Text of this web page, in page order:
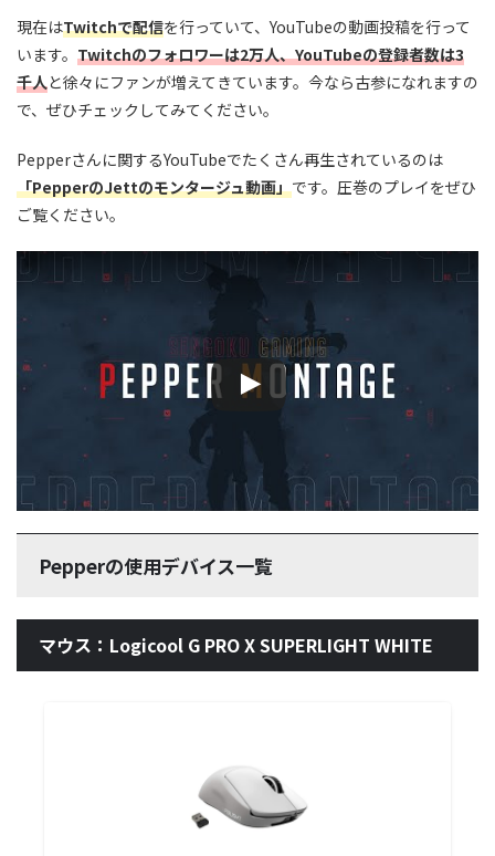
現在はTwitchで配信を行っていて、YouTubeの動画投稿を行って
います。 Twitchのフォロワーは2万人、YouTubeの登録者数は3
千人と徐々にファンが増えてきています。今なら古参になれますの
で、ぜひチェックしてみてください。
Pepperさんに関するYouTubeでたくさん再生されているのは
「PepperのJettのモンタージュ動画」です。圧巻のプレイをぜひ
ご覧ください。
この動画を YouTube で視聴
Pepperの使用デバイス一覧
マウス：Logicool G PRO X SUPERLIGHT WHITE